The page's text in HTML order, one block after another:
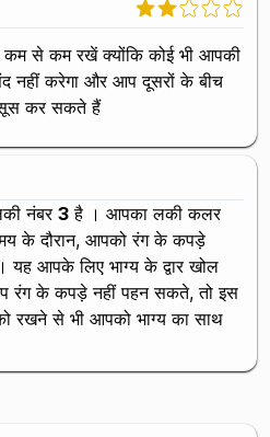
कम से कम रखें क्योंकि कोई भी आपकी
नहीं करेगा और आप दूसरों के बीच
कर सकते हैं
नंबर 3 है । आपका लकी कलर
के दौरान, आपकोरंग के कपड़े
यह आपके लिए भाग्य के द्वार खोल
रंग के कपड़े नहीं पहन सकते, तो इस
रखने से भी आपको भाग्य का साथ